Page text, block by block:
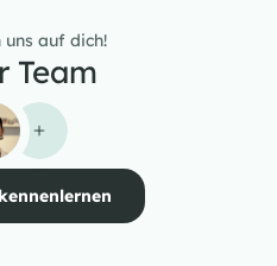
auf dich!
Team